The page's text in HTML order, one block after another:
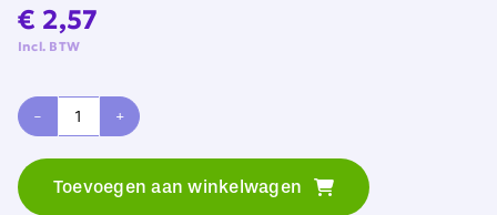
€ 2,57
Incl. BTW
Sublimatie
Tegel
Toevoegen aan winkelwagen